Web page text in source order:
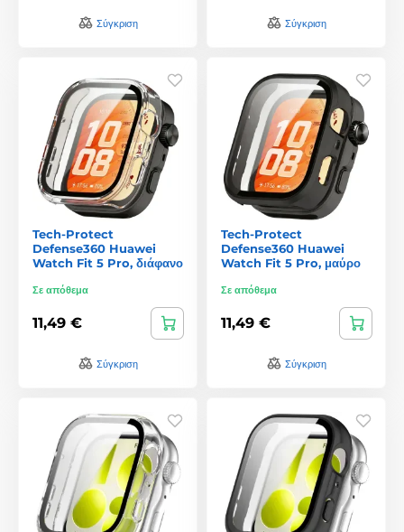
Σύγκριση Σύγκριση
Tech-Protect
Defense360 Huawei
Watch Fit 5 Pro, διάφανο
Σε απόθεμα
11,49 €
Σύγκριση
Tech-Protect
Defense360 Huawei
Watch Fit 5 Pro, μαύρο
Σε απόθεμα
11,49 €
Σύγκριση